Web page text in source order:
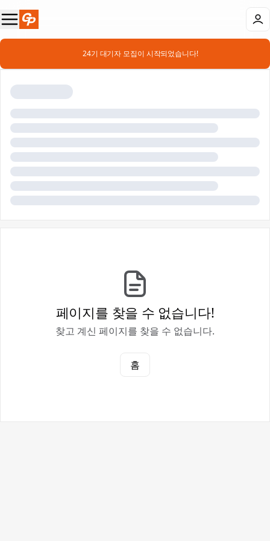
📣 24기 대기자 모집이 시작되었습니다!
페이지를 찾을 수 없습니다!
찾고 계신 페이지를 찾을 수 없습니다.
홈